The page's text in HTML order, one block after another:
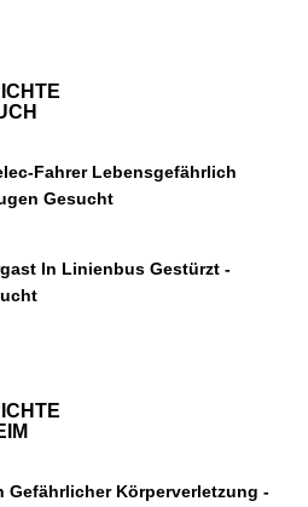
Fahrer Lebensgefährlich
Gesucht
In Linienbus Gestürzt -
Gefährlicher Körperverletzung -